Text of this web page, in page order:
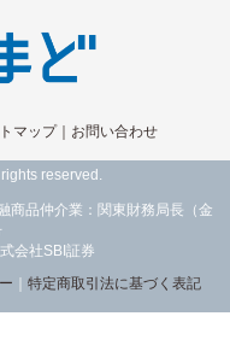
マップ｜ お問い合わせ
reserved.
商品仲介業：関東財務局長（金
会社SBI証券
特定商取引法に基づく表記